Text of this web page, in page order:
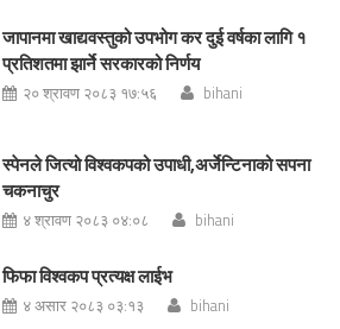
जापानमा खाद्यवस्तुको उपभोग कर दुई वर्षका लागि १
प्रतिशतमा झार्ने सरकारको निर्णय
२० श्रावण २०८३ १७:५६ bihani
स्पेनले जित्यो विश्वकपको उपाधी,अर्जेन्टिनाको सपना
चकनाचुर
४ श्रावण २०८३ ०४:०८ bihani
फिफा विश्वकप प्रत्यक्ष लाईभ
४ असार २०८३ ०३:१३ bihani